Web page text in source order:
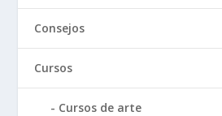
Consejos
Cursos
Cursos de arte